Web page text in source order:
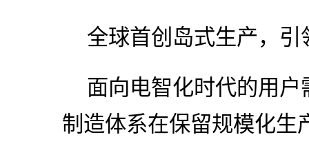
全球首创岛式生产，引
面向电智化时代的用
制造体系在保留规模化生